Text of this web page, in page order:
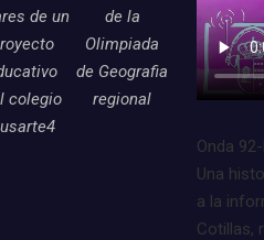
de un
colegio
de la
Olimpiada
de Geografia
regional
Onda
Una
a la
Cotillas,